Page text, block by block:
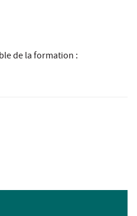
de la formation :